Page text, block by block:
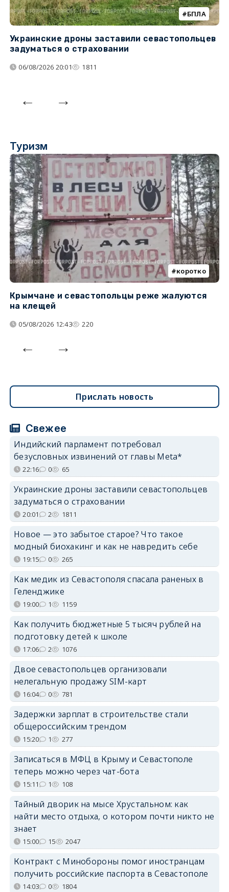
БПЛА
Украинские дроны заставили севастопольцев
задуматься о страховании
06/08/2026 20:01 1811
Туризм
коротко
Крымчане и севастопольцы реже жалуются
на клещей
05/08/2026 12:43 220
Прислать новость
Свежее
Индийский парламент потребовал
безусловных извинений от главы Meta*
22:16 0 65
Украинские дроны заставили севастопольцев
задуматься о страховании
20:01 2 1811
Новое — это забытое старое? Что такое
модный биохакинг и как не навредить себе
19:15 0 265
Как медик из Севастополя спасала раненых в
Геленджике
19:00 1 1159
Как получить бюджетные 5 тысяч рублей на
подготовку детей к школе
17:06 2 1076
Двое севастопольцев организовали
нелегальную продажу SIM-карт
16:04 0 781
Задержки зарплат в строительстве стали
общероссийским трендом
15:20 1 277
Записаться в МФЦ в Крыму и Севастополе
теперь можно через чат-бота
15:11 1 108
Тайный дворик на мысе Хрустальном: как
найти место отдыха, о котором почти никто не
знает
15:00 15 2047
Контракт с Минобороны помог иностранцам
получить российские паспорта в Севастополе
14:03 0 1804